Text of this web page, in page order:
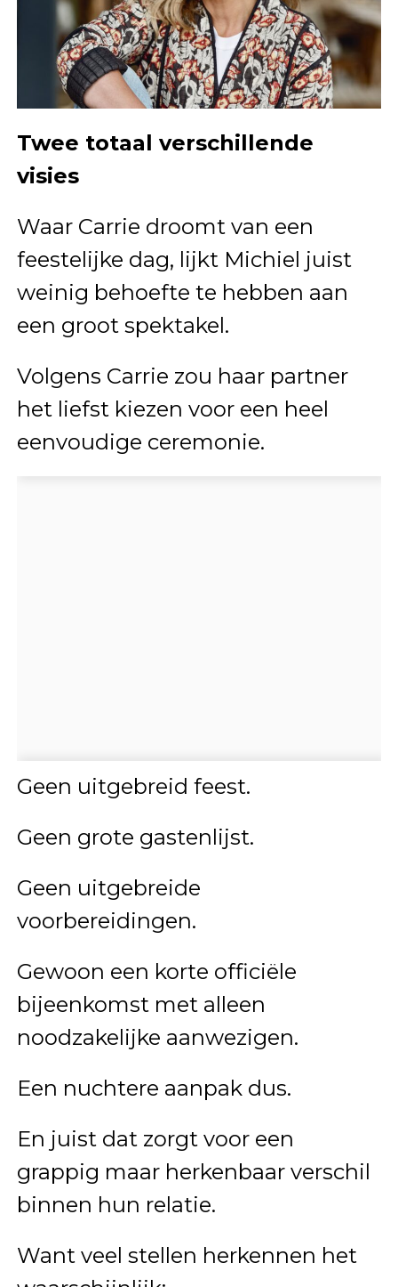
Twee totaal verschillende
visies
Waar Carrie droomt van een
feestelijke dag, lijkt Michiel juist
weinig behoefte te hebben aan
een groot spektakel.
Volgens Carrie zou haar partner
het liefst kiezen voor een heel
eenvoudige ceremonie.
Geen uitgebreid feest.
Geen grote gastenlijst.
Geen uitgebreide
voorbereidingen.
Gewoon een korte officiële
bijeenkomst met alleen
noodzakelijke aanwezigen.
Een nuchtere aanpak dus.
En juist dat zorgt voor een
grappig maar herkenbaar verschil
binnen hun relatie.
Want veel stellen herkennen het